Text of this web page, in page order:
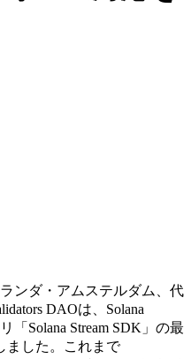
ンダ・アムステルダム、代
DAOは、Solana
「Solana Stream SDK」の最
ました。これまで